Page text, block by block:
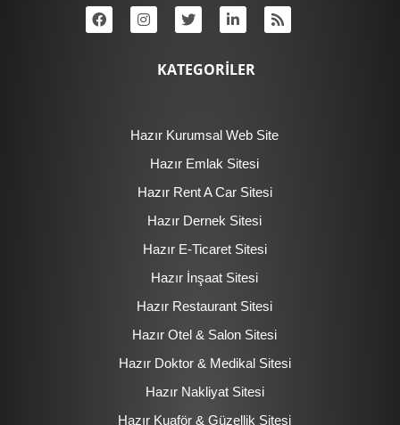
KATEGORİLER
Hazır Kurumsal Web Site
Hazır Emlak Sitesi
Hazır Rent A Car Sitesi
Hazır Dernek Sitesi
Hazır E-Ticaret Sitesi
Hazır İnşaat Sitesi
Hazır Restaurant Sitesi
Hazır Otel & Salon Sitesi
Hazır Doktor & Medikal Sitesi
Hazır Nakliyat Sitesi
Hazır Kuaför & Güzellik Sitesi